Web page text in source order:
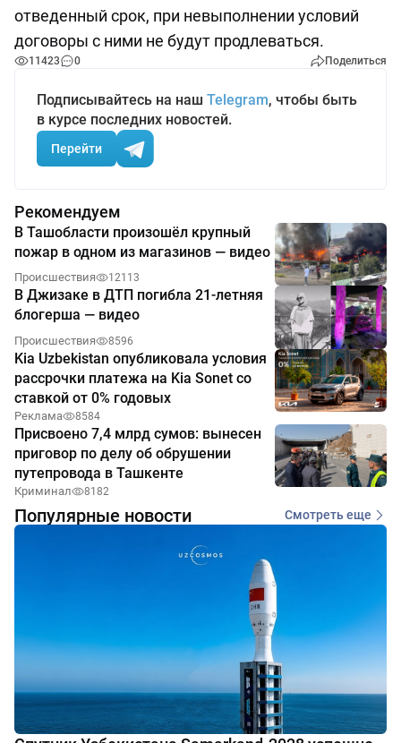
отведенный срок, при невыполнении условий
договоры с ними не будут продлеваться.
11423 0 Поделиться
Подписывайтесь на наш Telegram, чтобы быть
в курсе последних новостей.
Перейти
Рекомендуем
В Ташобласти произошёл крупный
пожар в одном из магазинов — видео
Происшествия 12113
В Джизаке в ДТП погибла 21-летняя
блогерша — видео
Происшествия 8596
Kia Uzbekistan опубликовала условия
рассрочки платежа на Kia Sonet со
ставкой от 0% годовых
Реклама 8584
Присвоено 7,4 млрд сумов: вынесен
приговор по делу об обрушении
путепровода в Ташкенте
Криминал 8182
Популярные новости Смотреть еще